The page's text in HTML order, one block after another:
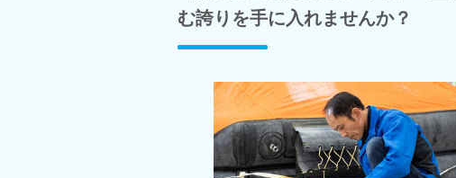
む誇りを手に入れませんか？